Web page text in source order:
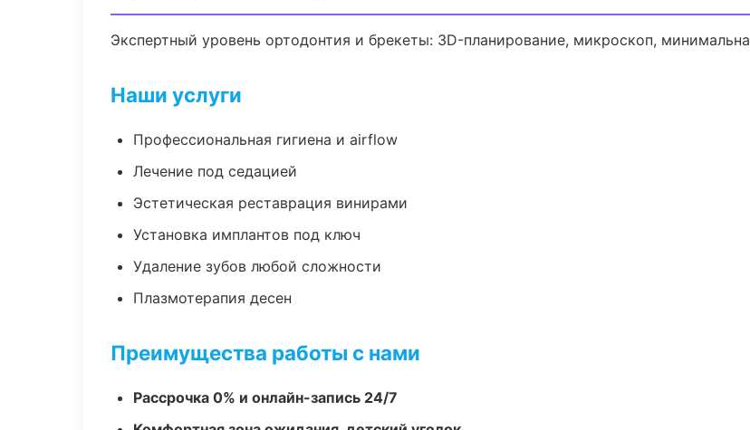
Экспертный уровень ортодонтия и брекеты: 3D-планирование, микроскоп,
Наши услуги
Профессиональная гигиена и airflow
Лечение под седацией
Эстетическая реставрация винирами
Установка имплантов под ключ
Удаление зубов любой сложности
Плазмотерапия десен
Преимущества работы с нами
Рассрочка 0% и онлайн-запись 24/7